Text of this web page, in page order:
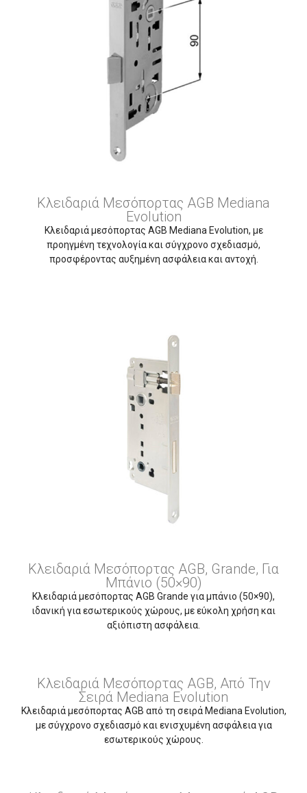
Κλειδαριά Μεσόπορτας AGB Mediana
Evolution
Κλειδαριά μεσόπορτας AGB Mediana Evolution, με
προηγμένη τεχνολογία και σύγχρονο σχεδιασμό,
προσφέροντας αυξημένη ασφάλεια και αντοχή.
Κλειδαριά Μεσόπορτας AGB, Grande, Για
Μπάνιο (50×90)
Κλειδαριά μεσόπορτας AGB Grande για μπάνιο (50×90),
ιδανική για εσωτερικούς χώρους, με εύκολη χρήση και
αξιόπιστη ασφάλεια.
Κλειδαριά Μεσόπορτας AGB, Από Την
Σειρά Mediana Evolution
Κλειδαριά μεσόπορτας AGB από τη σειρά Mediana Evolution,
με σύγχρονο σχεδιασμό και ενισχυμένη ασφάλεια για
εσωτερικούς χώρους.